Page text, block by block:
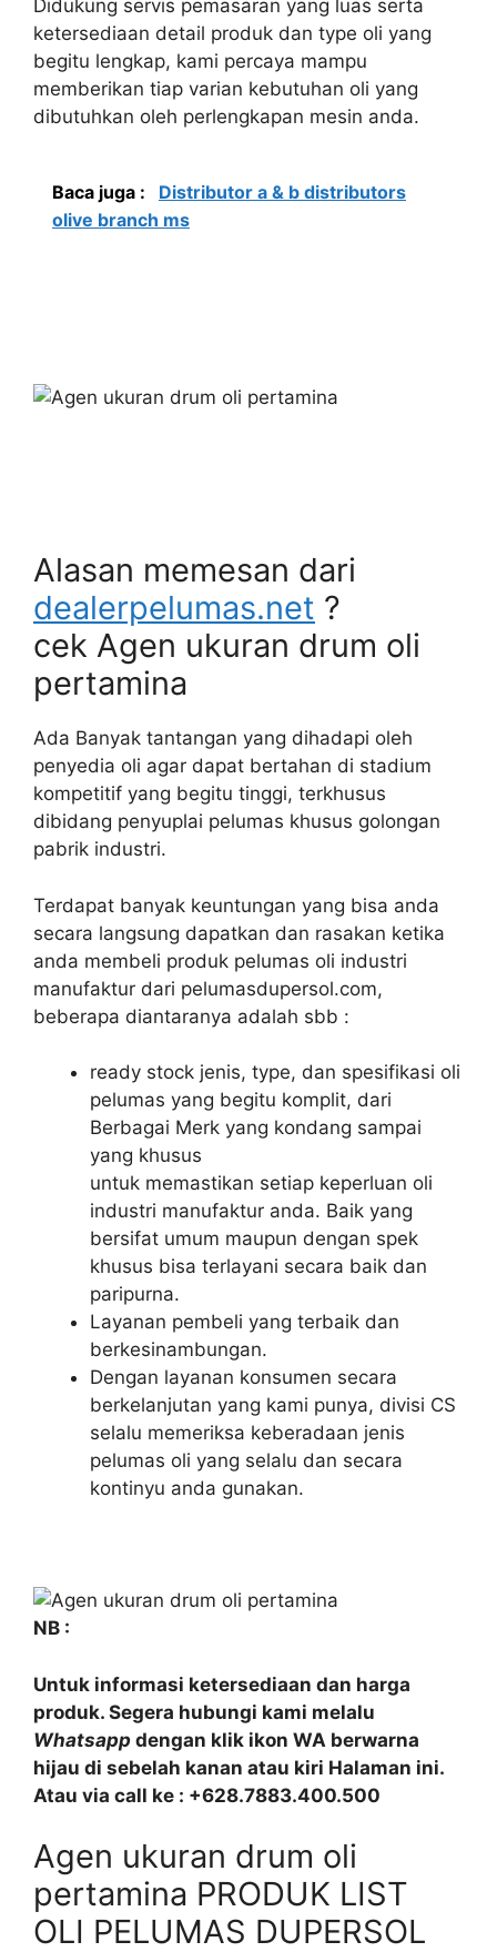
Didukung servis pemasaran yang luas serta
ketersediaan detail produk dan type oli yang
begitu lengkap, kami percaya mampu
memberikan tiap varian kebutuhan oli yang
dibutuhkan oleh perlengkapan mesin anda.
Baca juga :
Distributor a & b distributors
olive branch ms
Alasan memesan dari
dealerpelumas.net ?
cek Agen ukuran drum oli
pertamina
Ada Banyak tantangan yang dihadapi oleh
penyedia oli agar dapat bertahan di stadium
kompetitif yang begitu tinggi, terkhusus
dibidang penyuplai pelumas khusus golongan
pabrik industri.
Terdapat banyak keuntungan yang bisa anda
secara langsung dapatkan dan rasakan ketika
anda membeli produk pelumas oli industri
manufaktur dari pelumasdupersol.com,
beberapa diantaranya adalah sbb :
ready stock jenis, type, dan spesifikasi oli
pelumas yang begitu komplit, dari
Berbagai Merk yang kondang sampai
yang khusus
untuk memastikan setiap keperluan oli
industri manufaktur anda. Baik yang
bersifat umum maupun dengan spek
khusus bisa terlayani secara baik dan
paripurna.
Layanan pembeli yang terbaik dan
berkesinambungan.
Dengan layanan konsumen secara
berkelanjutan yang kami punya, divisi CS
selalu memeriksa keberadaan jenis
pelumas oli yang selalu dan secara
kontinyu anda gunakan.
NB :
Untuk informasi ketersediaan dan harga
produk. Segera hubungi kami melalu
Whatsapp dengan klik ikon WA berwarna
hijau di sebelah kanan atau kiri Halaman ini.
Atau via call ke : +628.7883.400.500
Agen ukuran drum oli
pertamina PRODUK LIST
OLI PELUMAS DUPERSOL